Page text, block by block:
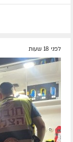
לפני 18 שעות